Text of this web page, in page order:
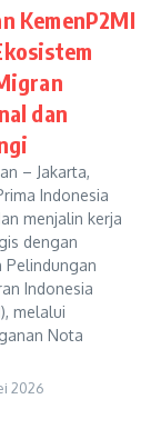
KemenP2MI
dan
– Jakarta,
Indonesia
menjalin kerja
dengan
Pelindungan
Indonesia
melalui
Nota
2026